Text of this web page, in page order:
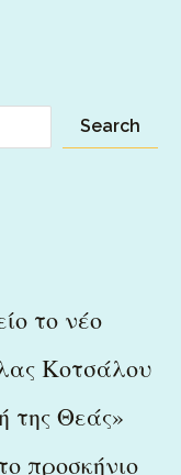
Search
το νέο
Κοτσάλου
της Θεάς»
προσκήνιο